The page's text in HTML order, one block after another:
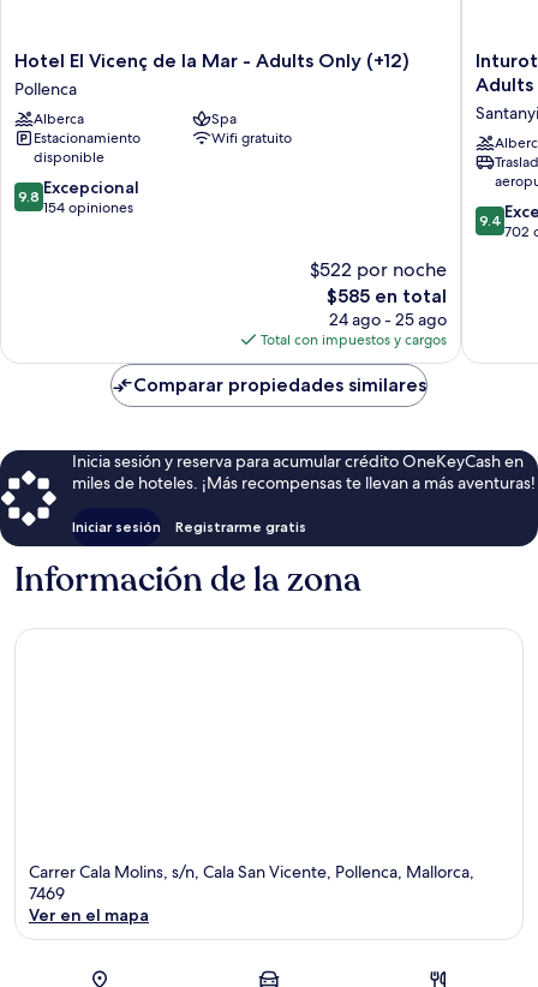
Hotel
El
Vicenç
de
la
Mar
-
Adults
Hotel El Vicenç de la Mar - Adults Only (+12)
Pollenca
Alberca
Spa
Estacionamiento
disponible
Wifi gratuito
9.8
de
9.8 Excepcional
154 opiniones
$522 por noche
El
precio
actual
es
de
$585
$585 en total
24 ago - 25 ago
Total con impuestos y cargos
Inturotel
Cala
Beach
Hotel
&
Spa
-
Adults
Adults
Santanyi
9.4
de
9.4
702
Comparar propiedades similares
Inicia sesión y reserva para acumular crédito OneKeyCash en
miles de hoteles. ¡Más recompensas te llevan a más aventuras!
Iniciar sesión Registrarme gratis
Información de la zona
Carrer Cala Molins, s/n, Cala San Vicente, Pollenca, Mallorca,
7469
Ver en el mapa